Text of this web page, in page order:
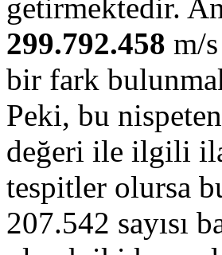
getirmektedir.
299.792.458 m/
bir fark
Peki, bu
değeri ile ilgili
tespitler olursa
207.542 sayısı